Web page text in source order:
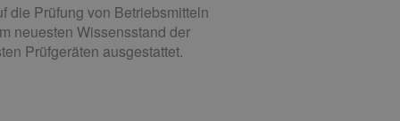
die Prüfung von Betriebsmitteln
neuesten Wissensstand der
Prüfgeräten ausgestattet.